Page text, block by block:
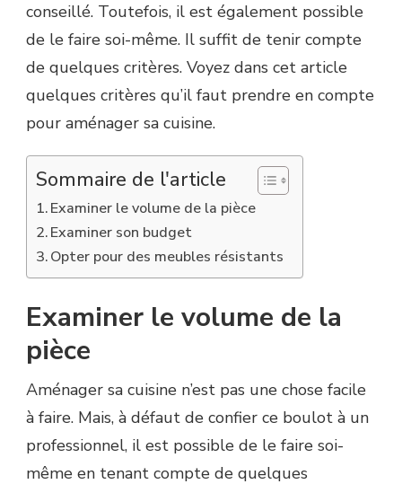
conseillé. Toutefois, il est également possible
de le faire soi-même. Il suffit de tenir compte
de quelques critères. Voyez dans cet article
quelques critères qu’il faut prendre en compte
pour aménager sa cuisine.
Sommaire de l'article
Examiner le volume de la pièce
Examiner son budget
Opter pour des meubles résistants
Examiner le volume de la
pièce
Aménager sa cuisine n’est pas une chose facile
à faire. Mais, à défaut de confier ce boulot à un
professionnel, il est possible de le faire soi-
même en tenant compte de quelques